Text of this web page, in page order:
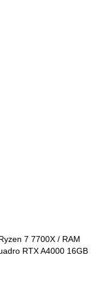
7 7700X / RAM
RTX A4000 16GB